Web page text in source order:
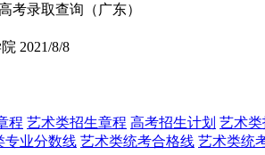
考录取查询（广东）
2021/8/8
程 艺术类招生章程 高考招生计划 艺术类
专业分数线 艺术类统考合格线 艺术类统